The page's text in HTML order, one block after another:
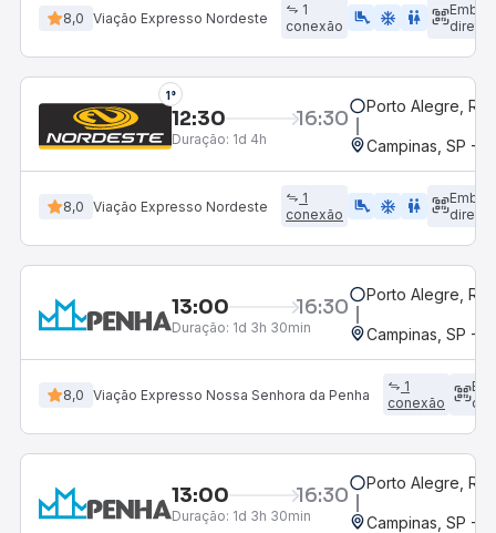
8,0 Viação Expresso Nordeste
1
conexão
airline_seat_legroom_extra ac_unit WC
direto
1°
12:30 16:30
Duração: 1d 4h
Porto Alegre, RS
Campinas, SP -
8,0 Viação Expresso Nordeste
1
conexão
airline_seat_legroom_extra ac_unit WC
direto
13:00 16:30
Duração: 1d 3h 30min
Porto Alegre, RS
Campinas, SP -
8,0 Viação Expresso Nossa Senhora da Penha
1
conexão
13:00 16:30
Duração: 1d 3h 30min
Porto Alegre, RS
Campinas, SP -